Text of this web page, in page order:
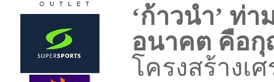
‘ก้าวนำ’ ท่
อนาคต คือกุ
โครงสร้างเ